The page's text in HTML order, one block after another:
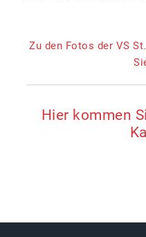
Zu den Fotos der VS
Hier kommen